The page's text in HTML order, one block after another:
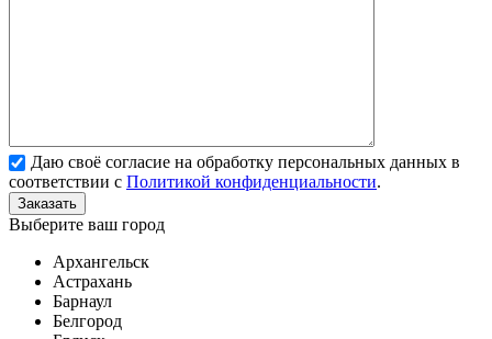
Даю своё согласие на обработку персональных данных в
соответствии с Политикой конфиденциальности.
Выберите ваш город
Архангельск
Астрахань
Барнаул
Белгород